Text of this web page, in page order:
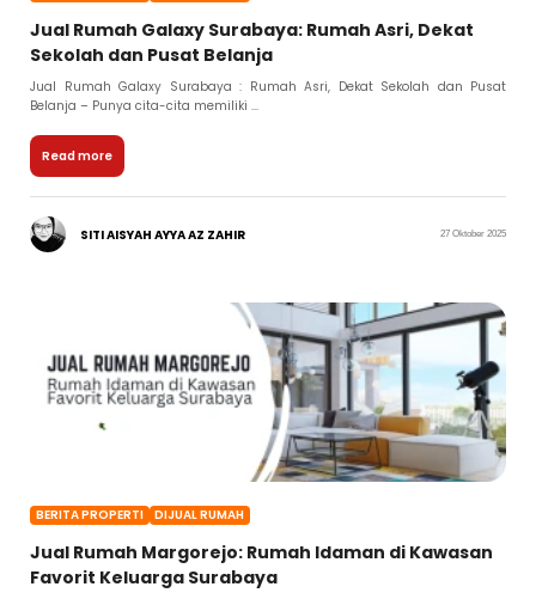
Jual Rumah Galaxy Surabaya: Rumah Asri, Dekat
Sekolah dan Pusat Belanja
Jual Rumah Galaxy Surabaya : Rumah Asri, Dekat Sekolah dan Pusat
Belanja – Punya cita-cita memiliki ...
Read more
SITI AISYAH AYYA AZ ZAHIR 27 Oktober 2025
BERITA PROPERTI DIJUAL RUMAH
Jual Rumah Margorejo: Rumah Idaman di Kawasan
Favorit Keluarga Surabaya